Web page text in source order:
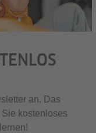
an. Das
kostenloses